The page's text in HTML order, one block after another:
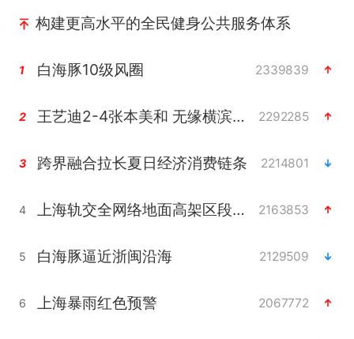
构建更高水平的全民健身公共服务体系
1 白海豚10级风圈 2339839
2 王艺迪2-4张本美和 无缘横滨赛决赛 2292285
3 跨界融合拉长夏日经济消费链条 2214801
4 上海轨交全网络地面高架区段限速运行 2163853
5 白海豚逼近浙闽沿海 2129509
6 上海暴雨红色预警 2067772